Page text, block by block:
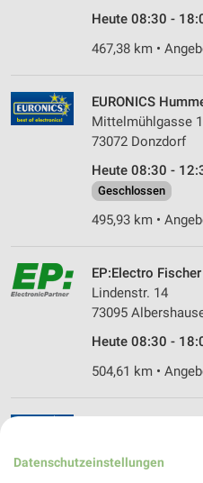
Heute 08:30 -
467,38 km •
EURONICS
Mittelmühlgasse 1
73072 Donzdorf
Heute 08:30 -
Geschlossen
495,93 km •
EP:Electro
Lindenstr. 14
73095
Heute 08:30 -
504,61 km •
73453 Abtsgmünd
Datenschutzeinstellungen